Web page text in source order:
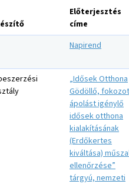
Előterjesztés
címe
Napirend
„Idősek Otthona
Gödöllő,
ápolást igénylő
idősek otthona
kialakításának
(Erdőkertes
kiváltása)
ellenőrzése”
tárgyú, nemzeti